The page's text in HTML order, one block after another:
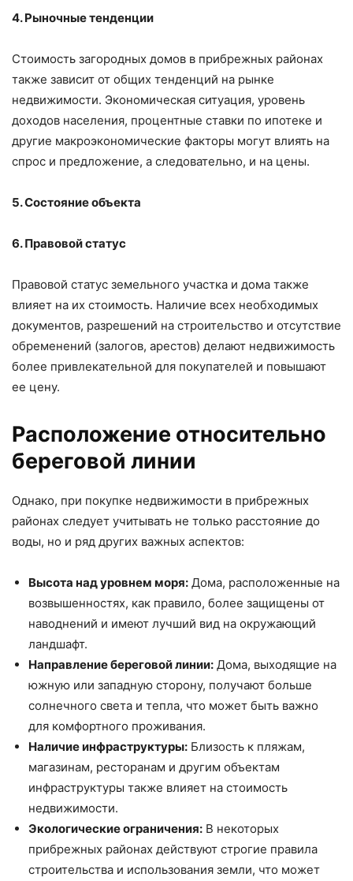
4. Рыночные тенденции
Стоимость загородных домов в прибрежных районах
также зависит от общих тенденций на рынке
недвижимости. Экономическая ситуация, уровень
доходов населения, процентные ставки по ипотеке и
другие макроэкономические факторы могут влиять на
спрос и предложение, а следовательно, и на цены.
5. Состояние объекта
6. Правовой статус
Правовой статус земельного участка и дома также
влияет на их стоимость. Наличие всех необходимых
документов, разрешений на строительство и отсутствие
обременений (залогов, арестов) делают недвижимость
более привлекательной для покупателей и повышают
ее цену.
Расположение относительно
береговой линии
Однако, при покупке недвижимости в прибрежных
районах следует учитывать не только расстояние до
воды, но и ряд других важных аспектов:
Высота над уровнем моря: Дома, расположенные на
возвышенностях, как правило, более защищены от
наводнений и имеют лучший вид на окружающий
ландшафт.
Направление береговой линии: Дома, выходящие на
южную или западную сторону, получают больше
солнечного света и тепла, что может быть важно
для комфортного проживания.
Наличие инфраструктуры: Близость к пляжам,
магазинам, ресторанам и другим объектам
инфраструктуры также влияет на стоимость
недвижимости.
Экологические ограничения: В некоторых
прибрежных районах действуют строгие правила
строительства и использования земли, что может